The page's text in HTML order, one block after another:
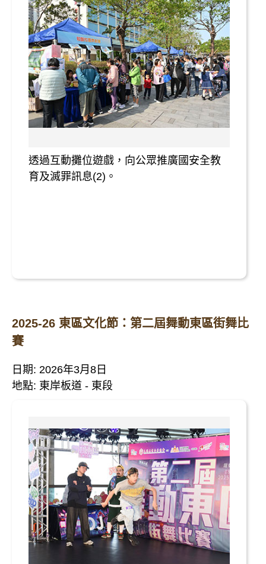
透過互動攤位遊戲，向公眾推廣國安全教
育及滅罪訊息(2)。
2025-26 東區文化節：第二屆舞動東區街舞比
賽
日期: 2026年3月8日
地點: 東岸板道 - 東段